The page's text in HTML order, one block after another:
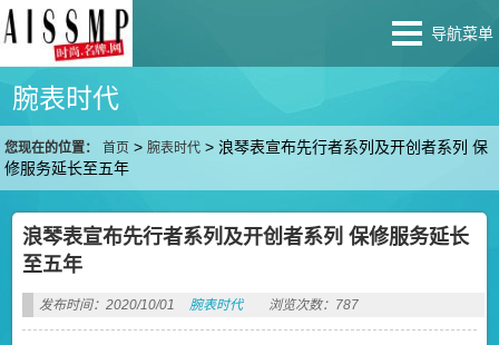
导航菜单
腕表时代
您现在的位置： 首页 >腕表时代 >浪琴表宣布先行者系列及开创者系列 保
修服务延长至五年
浪琴表宣布先行者系列及开创者系列 保修服务延长
至五年
发布时间：2020/10/01 腕表时代 浏览次数：787